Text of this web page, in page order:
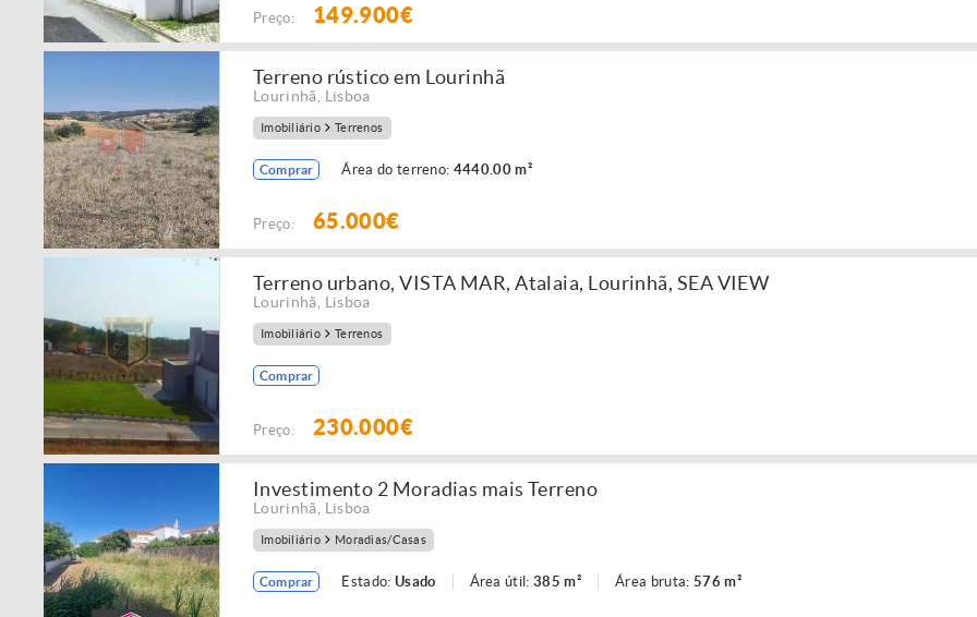
Preço: 149.900€
Terreno rústico em Lourinhã
Lourinhã Lisboa
Imobiliário Terrenos
Comprar Área do terreno: 4440.00 m²
Preço: 65.000€
Terreno urbano, VISTA MAR, Atalaia, Lourinhã, SEA VIEW
Lourinhã Lisboa
Imobiliário Terrenos
Comprar
Preço: 230.000€
Investimento 2 Moradias mais Terreno
Lourinhã Lisboa
Imobiliário Moradias/Casas
Comprar Estado: Usado Área útil:385 m² Área bruta: 576 m²